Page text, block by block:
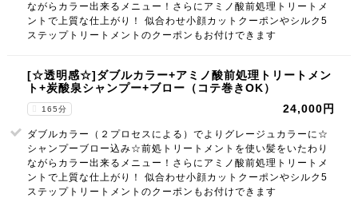
ながらカラー出来るメニュー！さらにアミノ酸前処理トリートメ
ントで上質な仕上がり！ 似合わせ小顔カットクーポンやシルク5
ステップトリートメントのクーポンもお付けできます
[☆透明感☆]ダブルカラー+アミノ酸前処理トリートメン
ト+炭酸泉シャンプー+ブロー（コテ巻きOK）
165分 24,000円
ダブルカラー（２プロセスによる）でよりグレージュカラーに☆
シャンプーブロー込み☆前処トリートメントを使い髪をいたわり
ながらカラー出来るメニュー！さらにアミノ酸前処理トリートメ
ントで上質な仕上がり！ 似合わせ小顔カットクーポンやシルク5
ステップトリートメントのクーポンもお付けできます